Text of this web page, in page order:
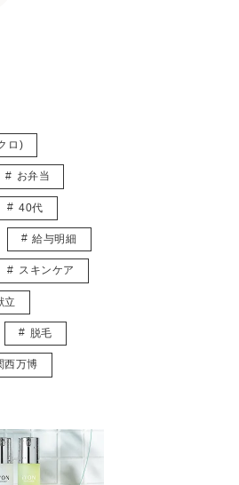
ロ)
お弁当
40代
給与明細
スキンケア
立
脱毛
西万博